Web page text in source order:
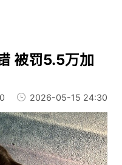
被罚5.5万加
0 2026-05-15 24:30